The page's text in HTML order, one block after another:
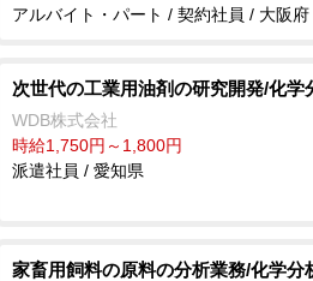
アルバイト・パート / 契約社員 / 大阪府
次世代の工業用油剤の研究開発/化学
WDB株式会社
時給1,750円～1,800円
派遣社員 / 愛知県
家畜用飼料の原料の分析業務/化学分